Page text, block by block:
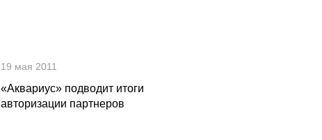
19 мая 2011
«Аквариус» подводит итоги
авторизации партнеров